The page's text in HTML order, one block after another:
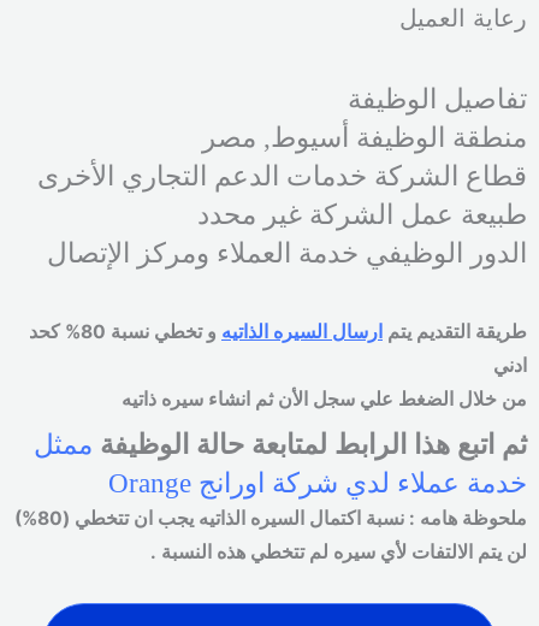
رعاية العميل
تفاصيل الوظيفة
منطقة الوظيفة أسيوط, مصر
قطاع الشركة خدمات الدعم التجاري الأخرى
طبيعة عمل الشركة غير محدد
الدور الوظيفي خدمة العملاء ومركز الإتصال
طريقة التقديم يتم ارسال السيره الذاتيه
و تخطي نسبة 80% كحد
ادني
من خلال الضغط علي سجل الأن ثم انشاء سيره ذاتيه
ثم اتبع هذا الرابط لمتابعة حالة الوظيفة ممثل
خدمة عملاء لدي شركة اورانج Orange
ملحوظة هامه : نسبة اكتمال السيره الذاتيه يجب ان تتخطي (80%)
لن يتم الالتفات لأي سيره لم تتخطي هذه النسبة .